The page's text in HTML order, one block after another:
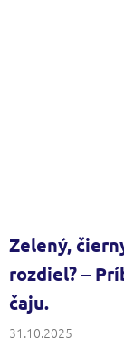
Zelený,
rozdiel? –
čaju.
31.10.2025